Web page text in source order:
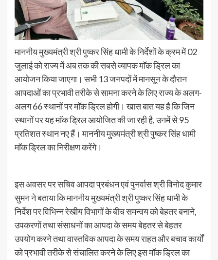
माननीय मुख्यमंत्री श्री पुष्कर सिंह धामी के निर्देशों के क्रम में 02
जुलाई को राज्य में अब तक की सबसे व्यापक माॅक ड्रिल का
आयोजन किया जाएगा। सभी 13 जनपदों में मानसून के दौरान
आपदाओं का प्रभावी तरीके से सामना करने के लिए राज्य के अलग-
अलग 66 स्थानों पर माॅक ड्रिल होगी। खास बात यह है कि जिन
स्थानों पर यह माॅक ड्रिल आयोजित की जा रही है, उनमें से 95
प्रतिशत स्थान नए हैं। माननीय मुख्यमंत्री श्री पुष्कर सिंह धामी
माॅक ड्रिल का निरीक्षण करेंगे।
इस अवसर पर सचिव आपदा प्रबंधन एवं पुनर्वास श्री विनोद कुमार
सुमन ने बताया कि माननीय मुख्यमंत्री श्री पुष्कर सिंह धामी के
निर्देश पर विभिन्न रेखीय विभागों के बीच समन्वय को बेहतर बनाने,
उपकरणों तथा संसाधनों का आपदा के समय बेहतर से बेहतर
उपयोग करने तथा वास्तविक आपदा के समय राहत और बचाव कार्यों
को प्रभावी तरीके से संचालित करने के लिए इस मॉक ड्रिल का